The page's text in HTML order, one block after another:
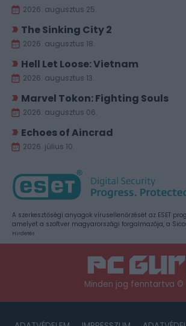
2026. augusztus 25.
The Sinking City 2
2026. augusztus 18.
Hell Let Loose: Vietnam
2026. augusztus 13.
Marvel Tokon: Fighting Souls
2026. augusztus 06.
Echoes of Aincrad
2026. július 10.
A szerkesztőségi anyagok vírusellenőrzését az ESET
amelyet a szoftver magyarországi forgalmazója, a
Hirdetés
Minden jog fenntartva ©